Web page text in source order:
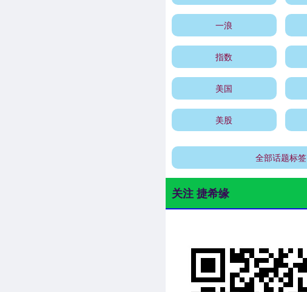
一浪
指数
美国
美股
全部话题标签
关注 捷希缘